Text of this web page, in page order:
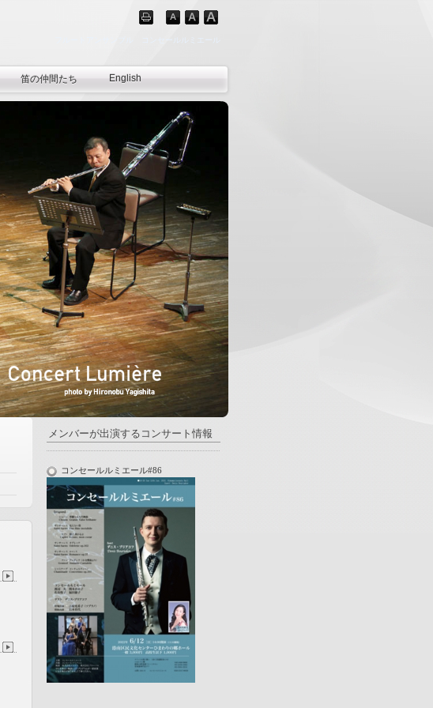
笛の仲間たち English
メンバーが出演するコンサート情報
コンセールルミエール#86